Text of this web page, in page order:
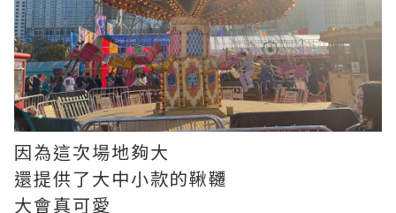
因為這次場地夠大
還提供了大中小款的鞦韆
大會真可愛